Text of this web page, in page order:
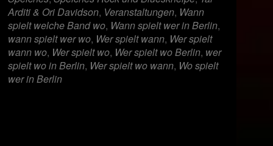
Arditi & Ori Davidson, Veranstaltungen, Wann
spielt welche Band wo, Wann spielt wer in Berlin,
wann spielt wer wo, Wer spielt wann, Wer spielt
wann wo, Wer spielt wo, Wer spielt wo Berlin, wer
spielt wo in Berlin, Wer spielt wo wann, Wo spielt
wer in Berlin